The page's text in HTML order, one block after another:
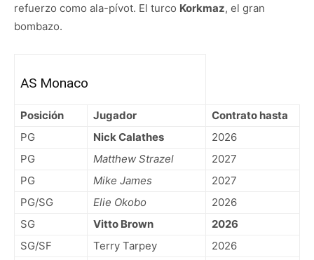
refuerzo como ala-pívot. El turco Korkmaz, el gran
bombazo.
AS Monaco
Posición Jugador
Contrato hasta
PG
Nick Calathes
2026
PG
Matthew Strazel
2027
PG
Mike James
2027
PG/SG
Elie Okobo
2026
SG
Vitto Brown
2026
SG/SF
Terry Tarpey 2026